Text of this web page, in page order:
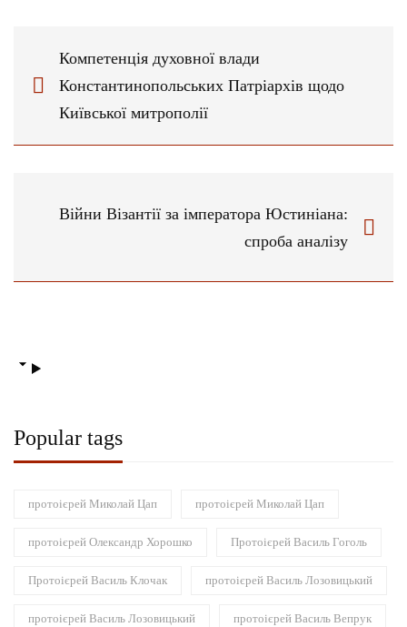
Компетенція духовної влади
Константинопольських Патріархів щодо
Київської митрополії
Війни Візантії за імператора Юстиніана:
спроба аналізу
Popular tags
протоієрей Миколай Цап протоієрей Миколай Цап
протоієрей Олександр Хорошко Протоієрей Василь Гоголь
Протоієрей Василь Клочак протоієрей Василь Лозовицький
протоієрей Василь Лозовицький протоієрей Василь Вепрук